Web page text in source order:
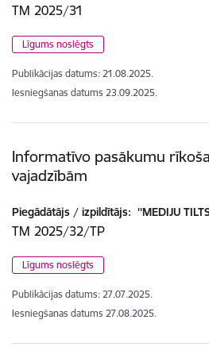
TM 2025/31
Līgums noslēgts
Publikācijas datums: 21.08.2025.
Iesniegšanas datums 23.09.2025.
Informatīvo pasākumu
vajadzībām
Piegādātājs / izpildītājs: ''MEDIJU
TM 2025/32/TP
Līgums noslēgts
Publikācijas datums: 27.07.2025.
Iesniegšanas datums 27.08.2025.